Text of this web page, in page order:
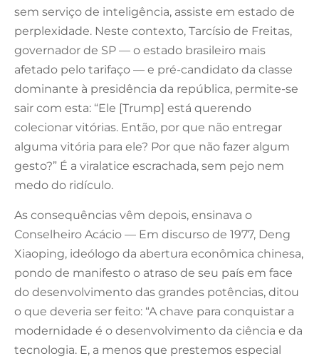
sem serviço de inteligência, assiste em estado de
perplexidade. Neste contexto, Tarcísio de Freitas,
governador de SP — o estado brasileiro mais
afetado pelo tarifaço — e pré-candidato da classe
dominante à presidência da república, permite-se
sair com esta: “Ele [Trump] está querendo
colecionar vitórias. Então, por que não entregar
alguma vitória para ele? Por que não fazer algum
gesto?” É a viralatice escrachada, sem pejo nem
medo do ridículo.
As consequências vêm depois, ensinava o
Conselheiro Acácio — Em discurso de 1977, Deng
Xiaoping, ideólogo da abertura econômica chinesa,
pondo de manifesto o atraso de seu país em face
do desenvolvimento das grandes potências, ditou
o que deveria ser feito: “A chave para conquistar a
modernidade é o desenvolvimento da ciência e da
tecnologia. E, a menos que prestemos especial